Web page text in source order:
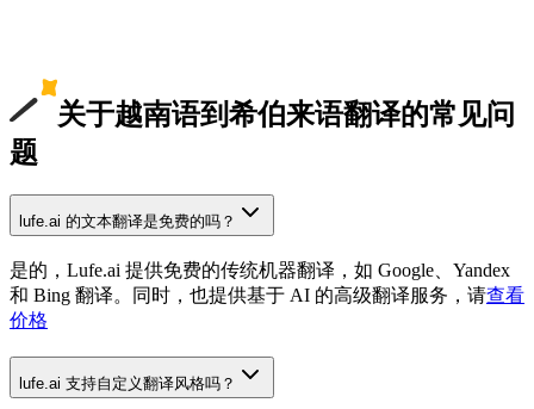
关于越南语到希伯来语翻译的常见问
题
lufe.ai 的文本翻译是免费的吗？
是的，Lufe.ai 提供免费的传统机器翻译，如 Google、Yandex
和 Bing 翻译。同时，也提供基于 AI 的高级翻译服务，请查看
价格
lufe.ai 支持自定义翻译风格吗？